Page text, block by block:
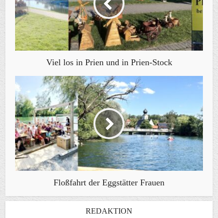
Viel los in Prien und in Prien-Stock
Floßfahrt der Eggstätter Frauen
REDAKTION